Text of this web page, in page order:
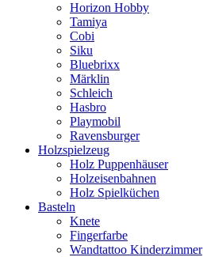
Horizon Hobby
Tamiya
Cobi
Siku
Bluebrixx
Märklin
Schleich
Hasbro
Playmobil
Ravensburger
Holzspielzeug
Holz Puppenhäuser
Holzeisenbahnen
Holz Spielküchen
Basteln
Knete
Fingerfarbe
Wandtattoo Kinderzimmer